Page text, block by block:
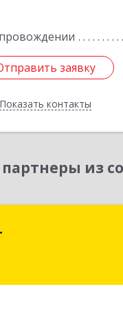
заявку
Показать контакты
заявку
Назад
из
Петербург г,